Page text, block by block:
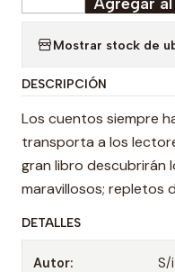
Mostrar stock de
DESCRIPCIÓN
Los cuentos siempre
transporta a los
gran libro descubrirán
maravillosos; repletos
DETALLES
Autor: S/i